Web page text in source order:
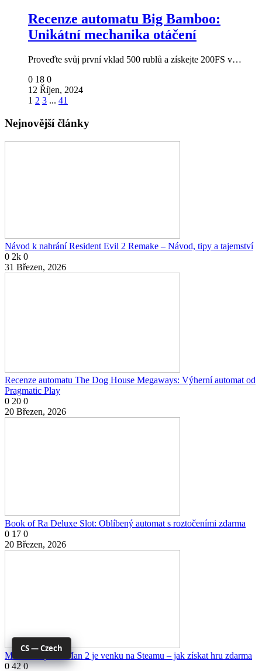
Recenze automatu Big Bamboo:
Unikátní mechanika otáčení
Proveďte svůj první vklad 500 rublů a získejte 200FS v…
0 18 0
12 Říjen, 2024
1 2 3 ... 41
Nejnovější články
Návod k nahrání Resident Evil 2 Remake – Návod, tipy a tajemství
0 2k 0
31 Březen, 2026
Recenze automatu The Dog House Megaways: Výherní automat od
Pragmatic Play
0 20 0
20 Březen, 2026
Book of Ra Deluxe Slot: Oblíbený automat s roztočeními zdarma
0 17 0
20 Březen, 2026
Marvel's Spider-Man 2 je venku na Steamu – jak získat hru zdarma
0 42 0
CS — Czech